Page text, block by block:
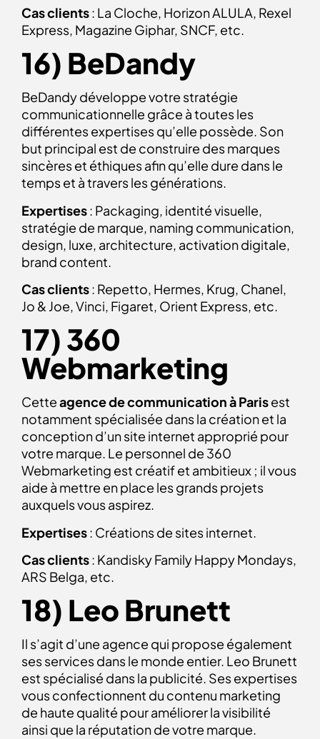
Cas clients: La Cloche, Horizon ALULA, Rexel
Express, Magazine Giphar, SNCF, etc.
16) BeDandy
BeDandy développe votre stratégie
communicationnelle grâce à toutes les
différentes expertises qu’elle possède. Son
but principal est de construire des marques
sincères et éthiques afin qu’elle dure dans le
temps et à travers les générations.
Expertises: Packaging, identité visuelle,
stratégie de marque, naming communication,
design, luxe, architecture, activation digitale,
brand content.
Cas clients: Repetto, Hermes, Krug, Chanel,
Jo & Joe, Vinci, Figaret, Orient Express, etc.
17) 360
Webmarketing
Cetteagence de communication à Parisest
notamment spécialisée dans la création et la
conception d’un site internet approprié pour
votre marque. Le personnel de 360
Webmarketing est créatif et ambitieux ; il vous
aide à mettre en place les grands projets
auxquels vous aspirez.
Expertises: Créations de sites internet.
Cas clients: Kandisky Family Happy Mondays,
ARS Belga, etc.
18) Leo Brunett
Il s’agit d’une agence qui propose également
ses services dans le monde entier. Leo Brunett
est spécialisé dans la publicité. Ses expertises
vous confectionnent du contenu marketing
de haute qualité pour améliorer la visibilité
ainsi que la réputation de votre marque.